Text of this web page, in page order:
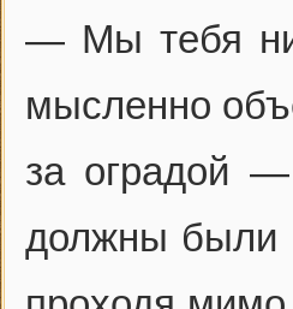
— Мы тебя
мысленно
за оградой
должны были